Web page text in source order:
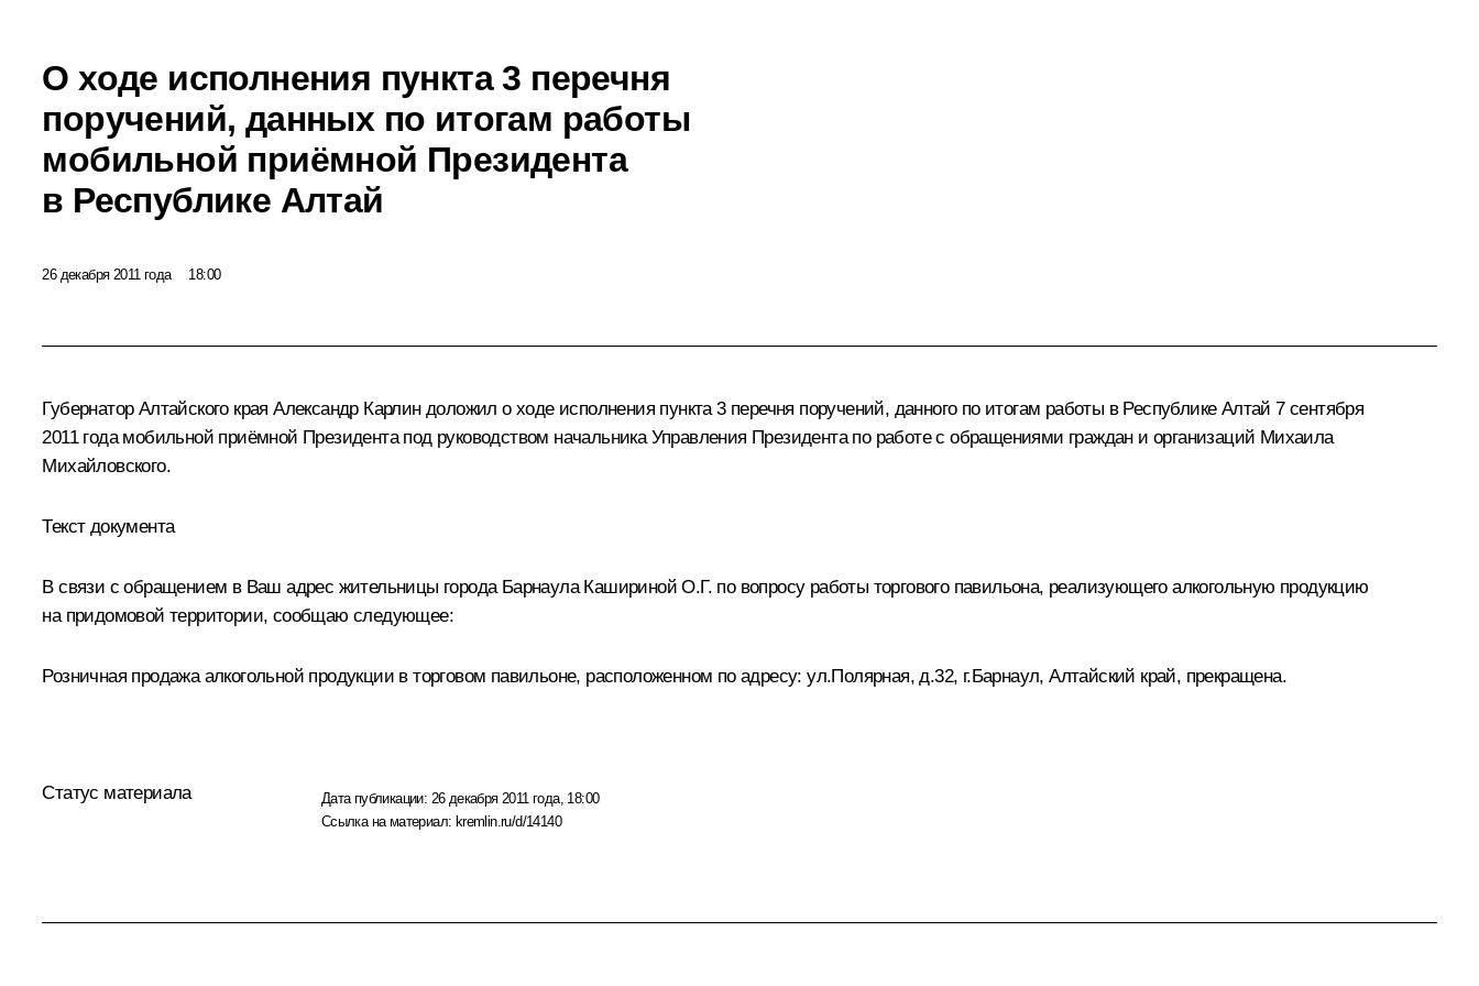
О ходе исполнения пункта 3 перечня
поручений, данных по итогам работы
мобильной приёмной Президента
в Республике Алтай
26 декабря 2011 года 18:00
Губернатор Алтайского краяАлександр Карлиндоложил о ходе исполнения пункта 3 перечня поручений, данного по итогам работы в Республике Алтай 7 сентября
2011 года мобильной приёмной Президента под руководством начальника Управления Президента по работе с обращениями граждан и организаций Михаила
Михайловского.
Текст документа
В связи с обращением в Ваш адрес жительницы города Барнаула Кашириной О.Г. по вопросу работы торгового павильона, реализующего алкогольную продукцию
на придомовой территории, сообщаю следующее:
Розничная продажа алкогольной продукции в торговом павильоне, расположенном по адресу: ул.Полярная, д.32, г.Барнаул, Алтайский край, прекращена.
Статус материала Дата публикации: 26 декабря 2011 года, 18:00
Ссылка на материал: kremlin.ru/d/14140